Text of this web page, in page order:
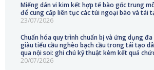
Miếng dán vi kim kết hợp tế bào gốc trung
để cung cấp liên tục các túi ngoại bào và tái
23/07/2026
Chuẩn hóa quy trình chuẩn bị và ứng dụng
giàu tiểu cầu nghèo bạch cầu trong tái tạo
qua nội soi: ghi chú kỹ thuật kèm kết quả
20/07/2026